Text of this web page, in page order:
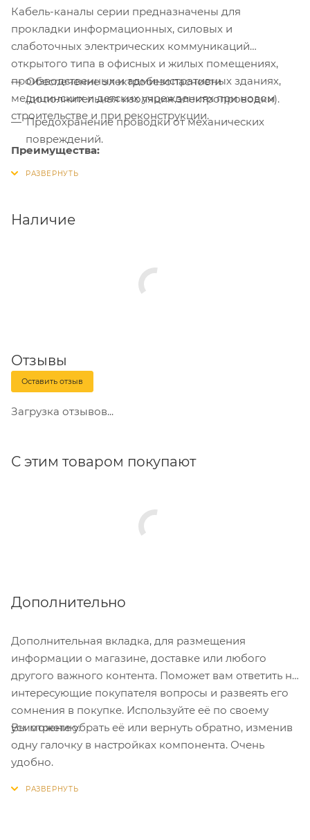
Кабель-каналы серии предназначены для
прокладки информационных, силовых и
слаботочных электрических коммуникаций
открытого типа в офисных и жилых помещениях,
производственных и административных зданиях,
медицинских и детских учреждениях при новом
строительстве и при реконструкции.
Преимущества:
Обеспечение электробезопасности
(дополнительная изоляция электропроводки).
Предохранение проводки от механических
повреждений.
замыкании.
проводке.
Обеспечение быстрого доступа к проводке в
Наличие
Отзывы
Оставить отзыв
Загрузка отзывов...
С этим товаром покупают
Дополнительно
Дополнительная вкладка, для размещения
информации о магазине, доставке или любого
другого важного контента. Поможет вам ответить на
интересующие покупателя вопросы и развеять его
сомнения в покупке. Используйте её по своему
усмотрению.
Вы можете убрать её или вернуть обратно, изменив
одну галочку в настройках компонента. Очень
удобно.